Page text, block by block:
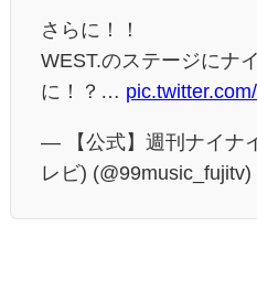
さらに！！
WEST.のステージにナ
に！？…
— 【公式】週刊ナイナ
レビ) (@99music_fujitv)